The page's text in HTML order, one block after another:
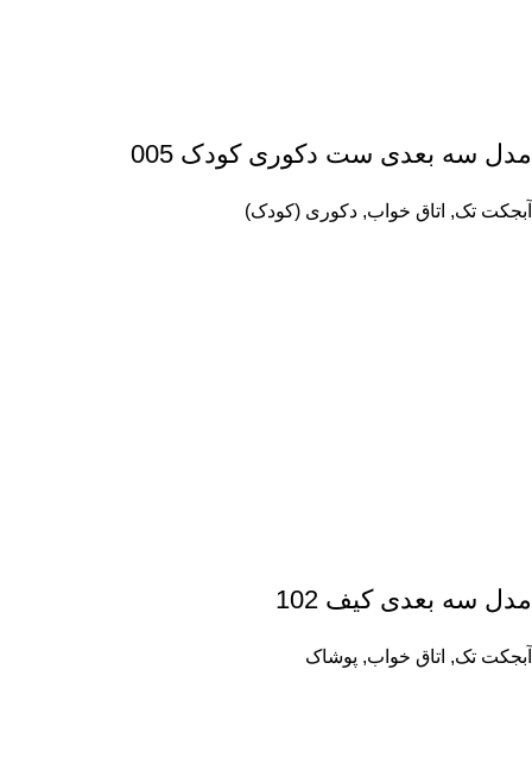
مدل سه بعدی ست دکوری کودک 005
آبجکت تک, اتاق خواب, دکوری (کودک)
مدل سه بعدی کیف 102
آبجکت تک, اتاق خواب, پوشاک